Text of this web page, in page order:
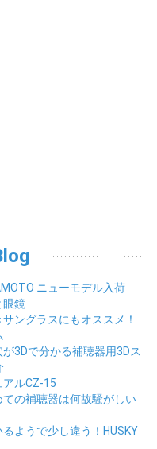
ニューモデル入荷
眼鏡
サングラスにもオススメ！
が3Dで分かる補聴器用3Dス
アルCZ-15
ての補聴器は何故騒がしい
ようで少し違う！HUSKY